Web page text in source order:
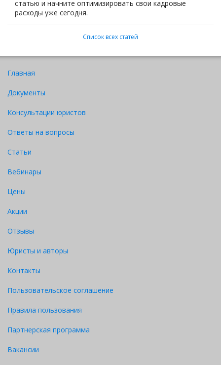
статью и начните оптимизировать свои кадровые
расходы уже сегодня.
Список всех статей
Главная
Документы
Консультации юристов
Ответы на вопросы
Статьи
Вебинары
Цены
Акции
Отзывы
Юристы и авторы
Контакты
Пользовательское соглашение
Правила пользования
Партнерская программа
Вакансии